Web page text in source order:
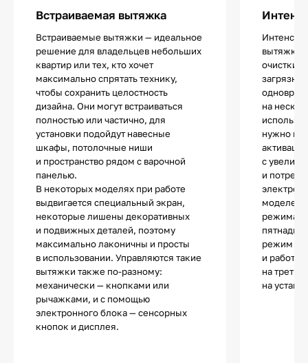
Встраиваемая вытяжка
Встраиваемые вытяжки — идеальное
решение для владельцев небольших
квартир или тех, кто хочет
максимально спрятать технику,
чтобы сохранить целостность
дизайна. Они могут встраиваться
полностью или частично, для
установки подойдут навесные
шкафы, потолочные ниши
и пространство рядом с варочной
панелью.
В некоторых моделях при работе
выдвигается специальный экран,
некоторые лишены декоративных
и подвижных деталей, поэтому
максимально лаконичны и просты
в использовании. Управляются такие
вытяжки также по-разному:
механически — кнопками или
рычажками, и с помощью
электронного блока — сенсорных
кнопок и дисплея.
вытяжках
очистки
на
нужно
с
и
моделей
режима
режим
и работа
на
на